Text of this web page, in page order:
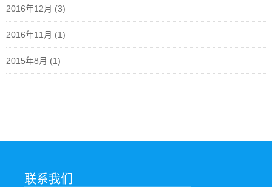
2016年12月 (3)
2016年11月 (1)
2015年8月 (1)
联系我们